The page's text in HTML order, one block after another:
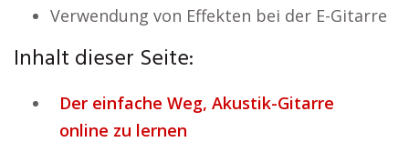
Verwendung von Effekten bei der E-Gitarre
Inhalt dieser Seite:
Der einfache Weg, Akustik-Gitarre
online zu lernen